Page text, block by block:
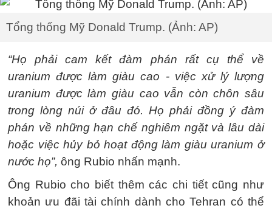
Tổng thống Mỹ Donald Trump. (Ảnh: AP)
“Họ phải cam kết đàm phán rất cụ thể về
uranium được làm giàu cao - việc xử lý lượng
uranium được làm giàu cao vẫn còn chôn sâu
trong lòng núi ở đâu đó. Họ phải đồng ý đàm
phán về những hạn chế nghiêm ngặt và lâu dài
hoặc việc hủy bỏ hoạt động làm giàu uranium ở
nước họ”, ông Rubio nhấn mạnh.
Ông Rubio cho biết thêm các chi tiết cũng như
khoản ưu đãi tài chính dành cho Tehran có thể